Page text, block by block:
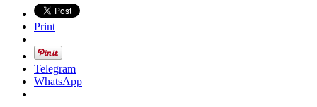
Print
Telegram
WhatsApp